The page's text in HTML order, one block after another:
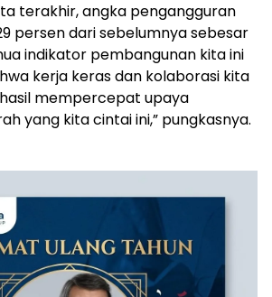
terakhir, angka pengangguran
persen dari sebelumnya sebesar
indikator pembangunan kita ini
kerja keras dan kolaborasi kita
mempercepat upaya
yang kita cintai ini,” pungkasnya.